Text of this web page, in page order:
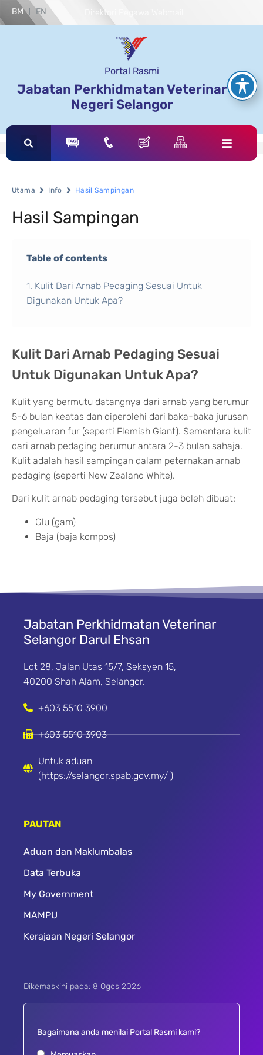
BM EN Direktori Pegawai
Portal Rasmi
Jabatan Perkhidmatan Veterinar
Negeri Selangor
Utama Info Hasil Sampingan
Hasil Sampingan
Table of contents
Kulit Dari Arnab Pedaging Sesuai Untuk
Digunakan Untuk Apa?
Kulit Dari Arnab Pedaging Sesuai
Untuk Digunakan Untuk Apa?
Kulit yang bermutu datangnya dari arnab yang berumur
5-6 bulan keatas dan diperolehi dari baka-baka jurusan
pengeluaran fur (seperti Flemish Giant). Sementara kulit
dari arnab pedaging berumur antara 2-3 bulan sahaja.
Kulit adalah hasil sampingan dalam peternakan arnab
pedaging (seperti New Zealand White).
Dari kulit arnab pedaging tersebut juga boleh dibuat:
Glu (gam)
Baja (baja kompos)
Jabatan Perkhidmatan Veterinar
Selangor Darul Ehsan
Lot 28, Jalan Utas 15/7, Seksyen 15,
40200 Shah Alam, Selangor.
+603 5510 3900
+603 5510 3903
Untuk aduan
(https://selangor.spab.gov.my/ )
PAUTAN
Aduan dan Maklumbalas
Data Terbuka
My Government
MAMPU
Kerajaan Negeri Selangor
Dikemaskini pada: 8 Ogos 2026
Bagaimana anda menilai Portal Rasmi kami?